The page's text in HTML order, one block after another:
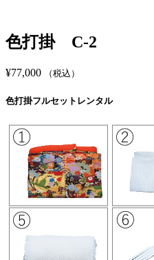
色打掛 C-2
¥77,000 （税込）
色打掛フルセットレンタル